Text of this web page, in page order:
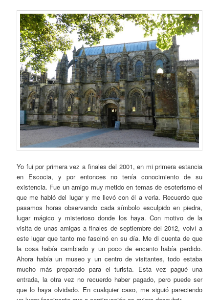
Yo fui por primera vez a finales del 2001, en mi primera estancia
en Escocia, y por entonces no tenía conocimiento de su
existencia. Fue un amigo muy metido en temas de esoterismo el
que me habló del lugar y me llevó con él a verla. Recuerdo que
pasamos horas observando cada símbolo esculpido en piedra,
lugar mágico y misterioso donde los haya. Con motivo de la
visita de unas amigas a finales de septiembre del 2012, volví a
este lugar que tanto me fascinó en su día. Me di cuenta de que
la cosa había cambiado y un poco de encanto había perdido.
Ahora había un museo y un centro de visitantes, todo estaba
mucho más preparado para el turista. Esta vez pagué una
entrada, la otra vez no recuerdo haber pagado, pero puede ser
que lo haya olvidado. En cualquier caso, me siguió pareciendo